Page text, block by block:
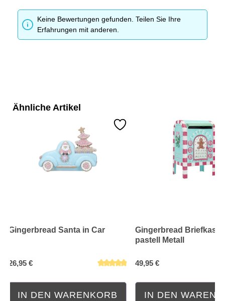
Keine Bewertungen gefunden. Teilen Sie Ihre
Erfahrungen mit anderen.
Ähnliche Artikel
Gingerbread Santa in Car
26,95 €
IN DEN WARENKORB
Gingerbread
pastell Metall
49,95 €
IN DEN